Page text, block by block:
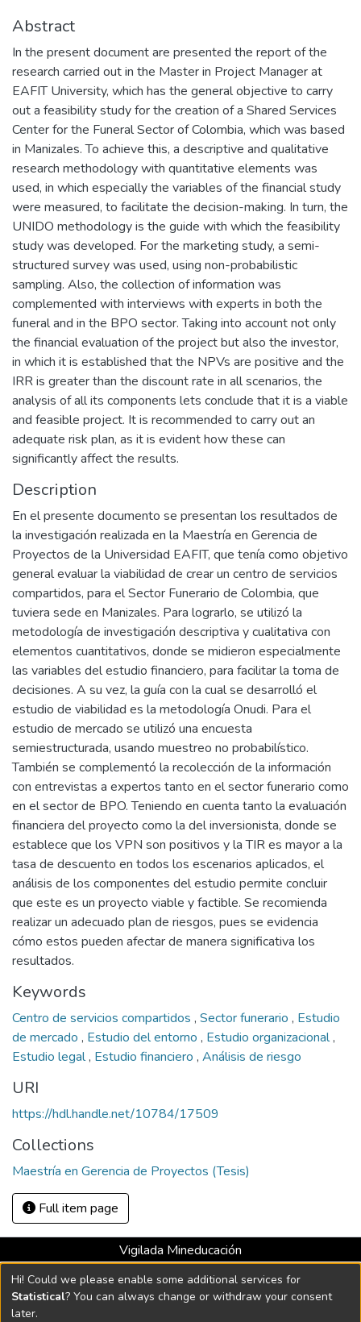
Abstract
In the present document are presented the report of the
research carried out in the Master in Project Manager at
EAFIT University, which has the general objective to carry
out a feasibility study for the creation of a Shared Services
Center for the Funeral Sector of Colombia, which was based
in Manizales. To achieve this, a descriptive and qualitative
research methodology with quantitative elements was
used, in which especially the variables of the financial study
were measured, to facilitate the decision-making. In turn, the
UNIDO methodology is the guide with which the feasibility
study was developed. For the marketing study, a semi-
structured survey was used, using non-probabilistic
sampling. Also, the collection of information was
complemented with interviews with experts in both the
funeral and in the BPO sector. Taking into account not only
the financial evaluation of the project but also the investor,
in which it is established that the NPVs are positive and the
IRR is greater than the discount rate in all scenarios, the
analysis of all its components lets conclude that it is a viable
and feasible project. It is recommended to carry out an
adequate risk plan, as it is evident how these can
significantly affect the results.
Description
En el presente documento se presentan los resultados de
la investigación realizada en la Maestría en Gerencia de
Proyectos de la Universidad EAFIT, que tenía como objetivo
general evaluar la viabilidad de crear un centro de servicios
compartidos, para el Sector Funerario de Colombia, que
tuviera sede en Manizales. Para lograrlo, se utilizó la
metodología de investigación descriptiva y cualitativa con
elementos cuantitativos, donde se midieron especialmente
las variables del estudio financiero, para facilitar la toma de
decisiones. A su vez, la guía con la cual se desarrolló el
estudio de viabilidad es la metodología Onudi. Para el
estudio de mercado se utilizó una encuesta
semiestructurada, usando muestreo no probabilístico.
También se complementó la recolección de la información
con entrevistas a expertos tanto en el sector funerario como
en el sector de BPO. Teniendo en cuenta tanto la evaluación
financiera del proyecto como la del inversionista, donde se
establece que los VPN son positivos y la TIR es mayor a la
tasa de descuento en todos los escenarios aplicados, el
análisis de los componentes del estudio permite concluir
que este es un proyecto viable y factible. Se recomienda
realizar un adecuado plan de riesgos, pues se evidencia
cómo estos pueden afectar de manera significativa los
resultados.
Keywords
Centro de servicios compartidos , Sector funerario , Estudio
de mercado , Estudio del entorno , Estudio organizacional,
Estudio legal, Estudio financiero , Análisis de riesgo
URI
https://hdl.handle.net/10784/17509
Collections
Maestría en Gerencia de Proyectos (Tesis)
Full item page
Vigilada Mineducación
Universidad con Acreditación Institucional hasta 2026 -
Resolución MEN 2158 de 2018
Hi! Could we please enable some additional services for
Statistical? You can always change or withdraw your consent
later.